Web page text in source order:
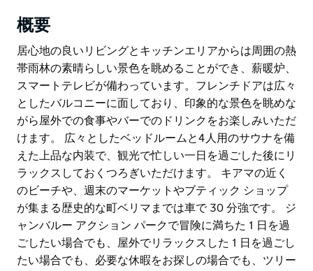
概要
居心地の良いリビングとキッチンエリアからは周囲の熱
帯雨林の素晴らしい景色を眺めることができ、薪暖炉、
スマートテレビが備わっています。フレンチドアは広々
としたバルコニーに面しており、印象的な景色を眺めな
がら屋外での食事やバーでのドリンクをお楽しみいただ
けます。 広々としたベッドルームと4人用のサウナを備
えた上品な内装で、観光で忙しい一日を過ごした後にリ
ラックスしておくつろぎいただけます。 キアマの近く
のビーチや、週末のマーケットやブティック ショップ
が集まる歴史的な町ベリマまでは車で 30 分強です。 ジ
ャンバルー アクション パークで冒険に満ちた 1 日を過
ごしたい場合でも、屋外でリラックスした 1 日を過ごし
たい場合でも、必要な休暇をお探しの場合でも、ツリー